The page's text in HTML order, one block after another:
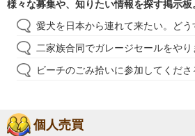
様々な募集や、知りたい情報を探す掲示板
愛犬を日本から連れて来たい。どう
二家族合同でガレージセールをやり
ビーチのごみ拾いに参加してくだ
個人売買